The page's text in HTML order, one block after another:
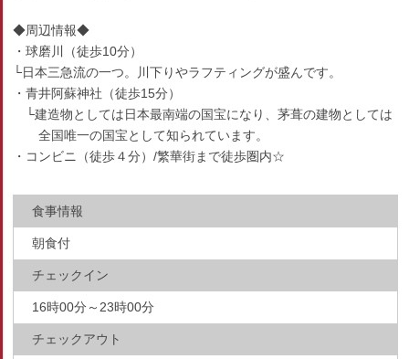
◆周辺情報◆
・球磨川（徒歩10分）
└日本三急流の一つ。川下りやラフティングが盛んです。
・青井阿蘇神社（徒歩15分）
└建造物としては日本最南端の国宝になり、茅葺の建物としては
全国唯一の国宝として知られています。
・コンビニ（徒歩４分）/繁華街まで徒歩圏内☆
食事情報
朝食付
チェックイン
16時00分～23時00分
チェックアウト